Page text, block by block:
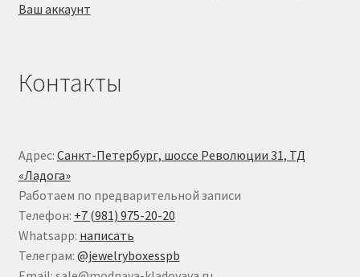
Ваш аккаунт
Контакты
Адрес: Санкт-Петербург, шоссе Революции 31, ТД
«Ладога»
Работаем по предварительной записи
Телефон: +7 (981) 975-20-20
Whatsapp: написать
Телеграм: @jewelryboxesspb